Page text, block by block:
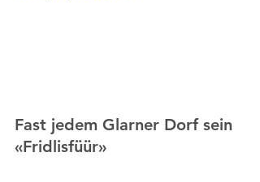
Fast jedem Glarner Dorf sein
«Fridlisfüür»